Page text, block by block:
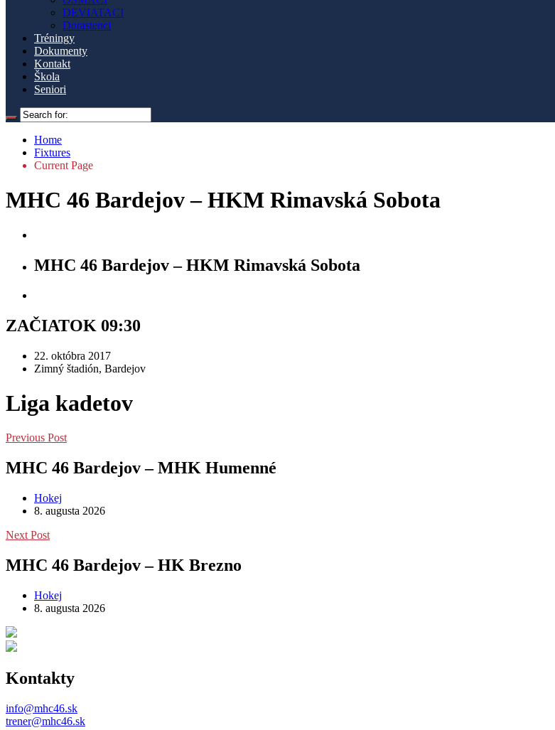
DEVIATACI
Dorastenci
Tréningy
Dokumenty
Kontakt
Škola
Seniori
Home
Fixtures
Current Page
MHC 46 Bardejov – HKM Rimavská Sobota
MHC 46 Bardejov – HKM Rimavská Sobota
ZAČIATOK 09:30
22. októbra 2017
Zimný štadión, Bardejov
Liga kadetov
Previous Post
MHC 46 Bardejov – MHK Humenné
Hokej
8. augusta 2026
Next Post
MHC 46 Bardejov – HK Brezno
Hokej
8. augusta 2026
Kontakty
info@mhc46.sk
trener@mhc46.sk